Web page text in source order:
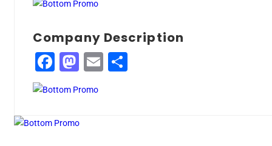
Company Description
Facebook
Mastodon
Email